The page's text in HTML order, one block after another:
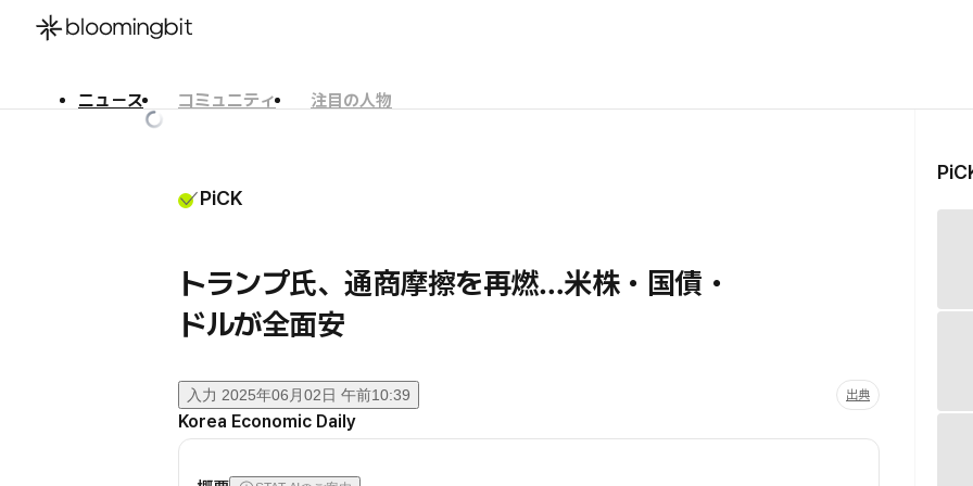
ニュース コミュニティ
注目の人物
PiCK
トランプ氏、通商摩擦を再燃…米株・国債・
ドルが全面安
入力 2025年06月02日 午前10:39 出典
Korea Economic Daily